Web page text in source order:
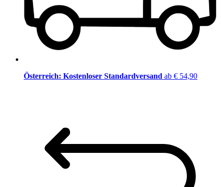
Österreich: Kostenloser Standardversand ab € 54,90